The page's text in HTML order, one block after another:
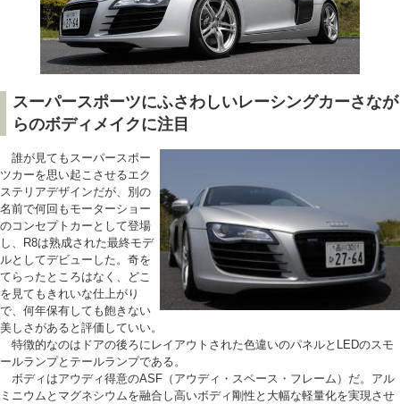
スーパースポーツにふさわしいレーシングカーさなが
らのボディメイクに注目
誰が見てもスーパースポー
ツカーを思い起こさせるエク
ステリアデザインだが、別の
名前で何回もモーターショー
のコンセプトカーとして登場
し、R8は熟成された最終モデ
ルとしてデビューした。奇を
てらったところはなく、どこ
を見てもきれいな仕上がり
で、何年保有しても飽きない
美しさがあると評価していい。
特徴的なのはドアの後ろにレイアウトされた色違いのパネルとLEDのスモ
ールランプとテールランプである。
ボディはアウディ得意のASF（アウディ・スペース・フレーム）だ。アル
ミニウムとマグネシウムを融合し高いボディ剛性と大幅な軽量化を実現させ